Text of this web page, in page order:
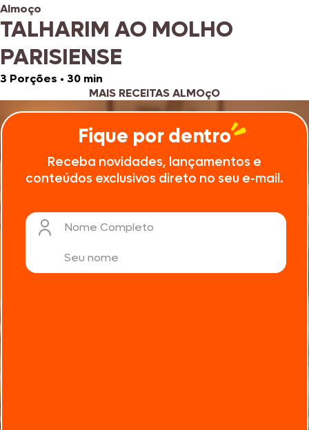
Almoço
TALHARIM AO MOLHO
PARISIENSE
3 Porções • 30 min
MAIS RECEITAS ALMOçO
Fique por dentro
Receba novidades, lançamentos e
conteúdos exclusivos direto no seu e-mail.
Nome Completo